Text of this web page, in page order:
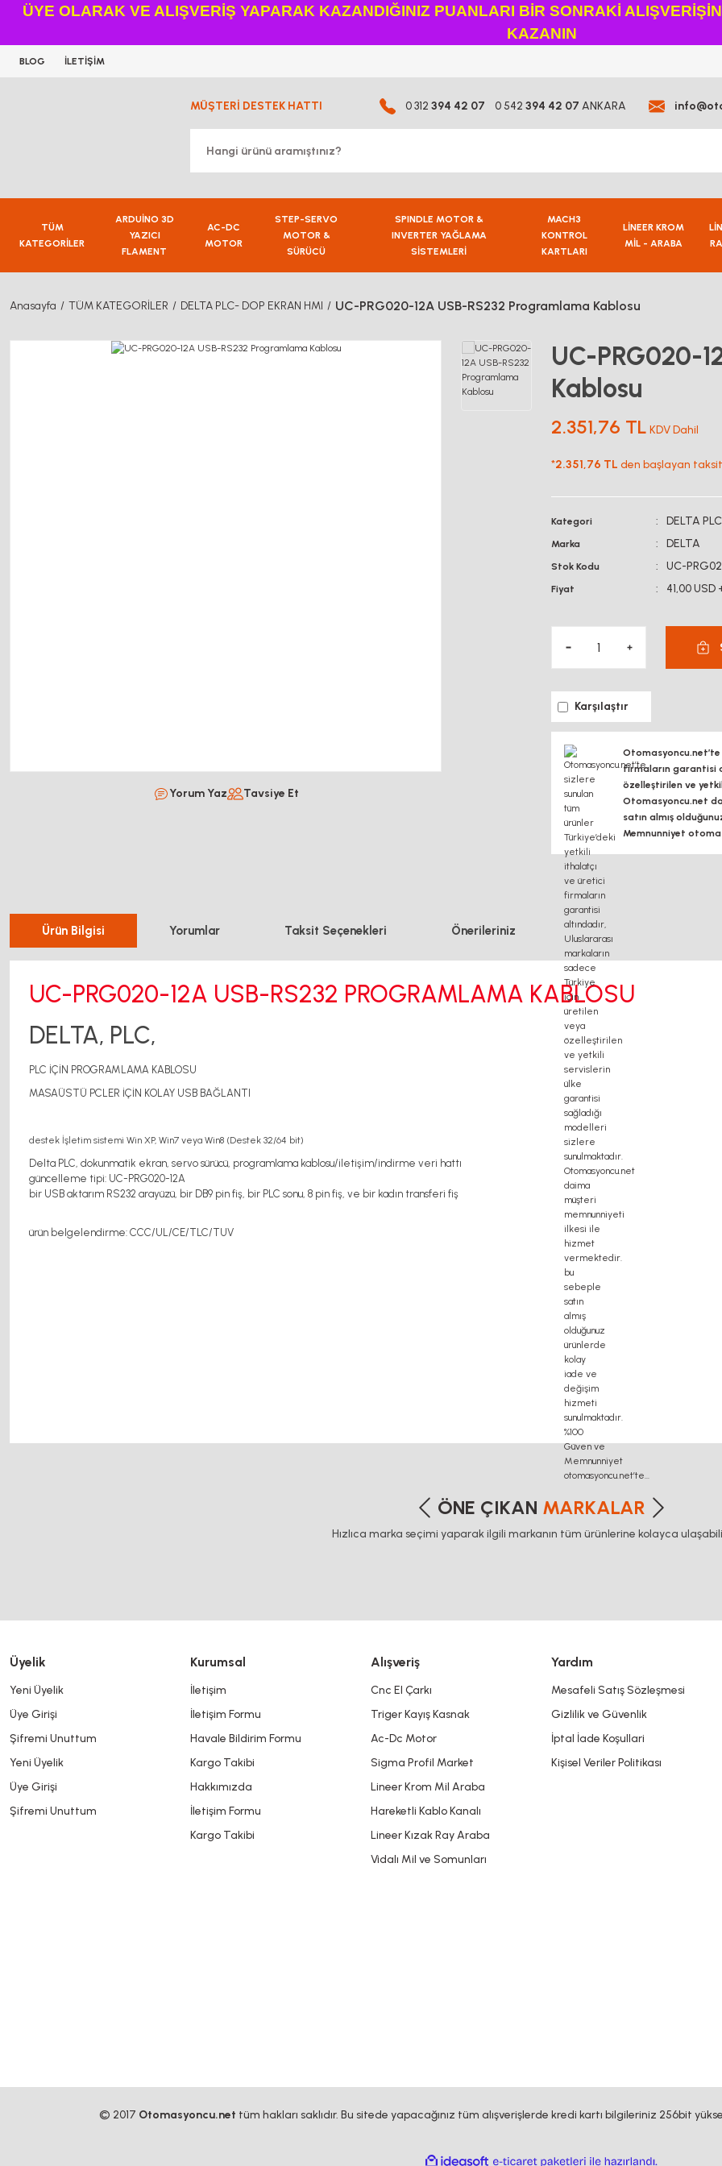
ÜYE OLARAK VE ALIŞVERİŞ YAPARAK KAZANDIĞINIZ PUANLARI BİR SONRAKİ
KAZANIN
BLOG İLETİŞİM
MÜŞTERİ DESTEK HATTI 0 312 394 42 07 0 542 394 42 07 ANKARA
TÜM
KATEGORİLER
ARDUİNO 3D
YAZICI
FLAMENT
AC-DC
MOTOR
STEP-SERVO
MOTOR &
SÜRÜCÜ
SPINDLE MOTOR &
INVERTER YAĞLAMA
SİSTEMLERİ
MACH3
KONTROL
KARTLARI
LİNEER KROM
MİL - ARABA
Anasayfa TÜM KATEGORİLER DELTA PLC- DOP EKRAN HMI UC-PRG020-12A USB-RS232 Programlama Kablosu
Yorum Yaz Tavsiye Et
UC-PRG020-
Kablosu
2.351,76 TL KDV Dahil
*2.351,76 TL den başlayan
Kategori DELTA
Marka DELTA
Stok Kodu UC-
Fiyat 41,00 USD
Karşılaştır
firmaların garantisi
özelleştirilen ve
Otomasyoncu.net
satın almış
Memnunniyet
Ürün Bilgisi Yorumlar Taksit Seçenekleri Önerileriniz
UC-PRG020-12A USB-RS232 PROGRAMLAMA KABLOSU
DELTA, PLC,
PLC İÇİN PROGRAMLAMA KABLOSU
MASAÜSTÜ PCLER İÇİN KOLAY USB BAĞLANTI
destek İşletim sistemi Win XP, Win7 veya Win8 (Destek 32/64 bit)
Delta PLC, dokunmatik ekran, servo sürücü, programlama kablosu/iletişim/indirme veri hattı
güncelleme tipi: UC-PRG020-12A
bir USB aktarım RS232 arayüzü, bir DB9 pin fiş, bir PLC sonu, 8 pin fiş, ve bir kadın transferi fiş
ürün belgelendirme: CCC/UL/CE/TLC/TUV
motor kaplin fiyatları, sigma profil, 3d yazıcı, kremayer dişli, 45x45 sigma profil, delta haberleşme kablosu, delta plc fiyat, konveyör bant, kramiyer dişli, mantar stop,
motor, 20x20 sigma profil, 20x20 sigma profil somunu, 22 5 180 sigma alüminyum, 30*30 profil, 3d printer elektronik kit, 3d printer kit, 3d yazıcı fiyat, 40mm indüksiyonlu mil
Bu ürünün fiyat bilgisi, resim, ürün açıklamalarında ve diğer konularda yetersiz gördüğünüz noktaları öneri formunu kullanarak tarafımıza iletebilirsiniz.
ÖNE ÇIKAN MARKALAR
Hızlıca marka seçimi yaparak ilgili markanın tüm ürünlerine kolayca
Üyelik
Yeni Üyelik
Üye Girişi
Şifremi Unuttum
Yeni Üyelik
Üye Girişi
Şifremi Unuttum
Kurumsal
İletişim
İletişim Formu
Havale Bildirim Formu
Kargo Takibi
Hakkımızda
İletişim Formu
Kargo Takibi
Alışveriş
Cnc El Çarkı
Triger Kayış Kasnak
Ac-Dc Motor
Sigma Profil Market
Lineer Krom Mil Araba
Hareketli Kablo Kanalı
Lineer Kızak Ray Araba
Vidalı Mil ve Somunları
Yardım
Mesafeli Satış Sözleşmesi
Gizlilik ve Güvenlik
İptal İade Koşullari
Kişisel Veriler Politikası
© 2017 Otomasyoncu.net tüm hakları saklıdır. Bu sitede yapacağınız tüm alışverişlerde kredi kartı bilgileriniz 256bit
ideasoft e-